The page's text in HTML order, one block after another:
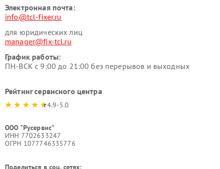
Электронная почта:
info@tcl-fixer.ru
для юридических лиц
manager@fix-tcl.ru
График работы:
ПН-ВСК с 9:00 до 21:00 без перерывов и выходных
Рейтинг сервисного центра
4.9-5.0
ООО "Русервис"
ИНН 7702633247
ОГРН 1077746335776
Поделиться в соц. сетях: